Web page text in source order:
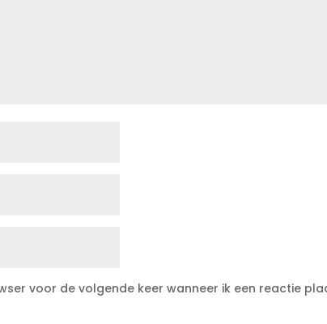
voor de volgende keer wanneer ik een reactie